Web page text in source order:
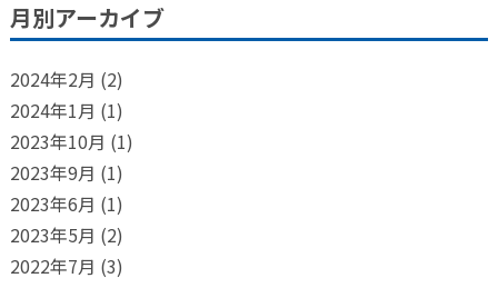
月別アーカイブ
2024年2月 (2)
2024年1月 (1)
2023年10月 (1)
2023年9月 (1)
2023年6月 (1)
2023年5月 (2)
2022年7月 (3)